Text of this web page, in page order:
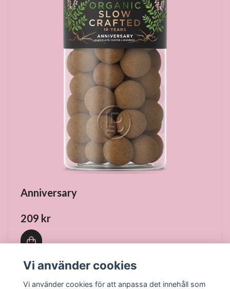
Anniversary
209 kr
I lager
Vi använder cookies
Vi använder cookies för att anpassa det innehåll som